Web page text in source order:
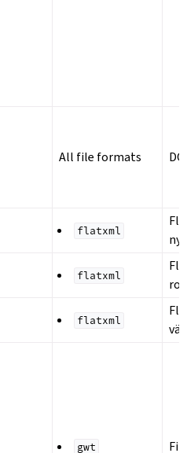
All file formats
flatxml
flatxml
flatxml
gwt